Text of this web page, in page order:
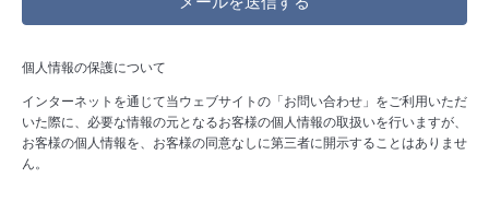
個人情報の保護について
インターネットを通じて当ウェブサイトの「お問い合わせ」をご利用いただ
いた際に、必要な情報の元となるお客様の個人情報の取扱いを行いますが、
お客様の個人情報を、お客様の同意なしに第三者に開示することはありませ
ん。